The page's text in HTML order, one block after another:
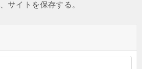
サイトを保存する。